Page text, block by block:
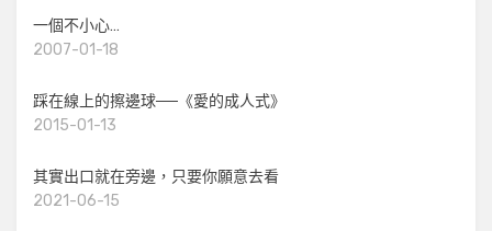
一個不小心…
2007-01-18
踩在線上的擦邊球──《愛的成人式》
2015-01-13
其實出口就在旁邊，只要你願意去看
2021-06-15